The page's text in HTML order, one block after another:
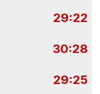
29:22
30:28
29:25